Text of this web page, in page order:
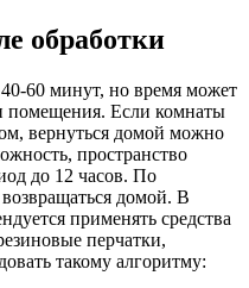
обработки
60 минут, но время может
помещения. Если комнаты
вернуться домой можно
пространство
до 12 часов. По
домой. В
применять средства
перчатки,
такому алгоритму: